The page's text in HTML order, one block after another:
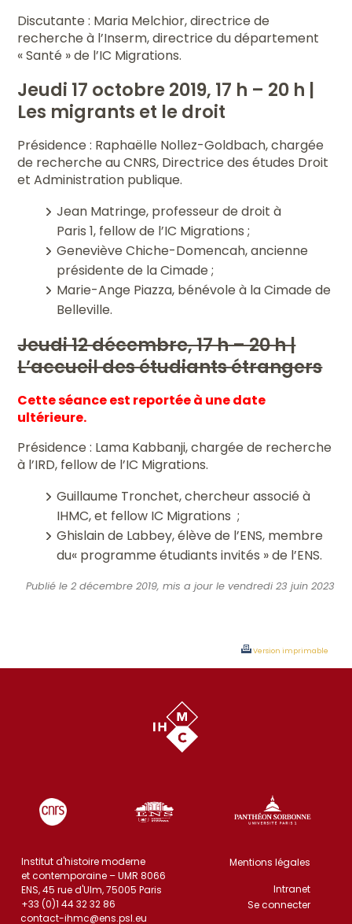
Discutante : Maria Melchior, directrice de
recherche à l’Inserm, directrice du département
« Santé » de l’IC Migrations.
Jeudi 17 octobre 2019, 17 h – 20 h |
Les migrants et le droit
Présidence : Raphaëlle Nollez-Goldbach, chargée
de recherche au CNRS, Directrice des études Droit
et Administration publique.
Jean Matringe, professeur de droit à
Paris 1, fellow de l’IC Migrations ;
Geneviève Chiche-Domencah, ancienne
présidente de la Cimade ;
Marie-Ange Piazza, bénévole à la Cimade de
Belleville.
Jeudi 12 décembre, 17 h – 20 h |
L’accueil des étudiants étrangers
Cette séance est reportée à une date
ultérieure.
Présidence : Lama Kabbanji, chargée de recherche
à l’IRD, fellow de l’IC Migrations.
Guillaume Tronchet, chercheur associé à
IHMC, et fellow IC Migrations ;
Ghislain de Labbey, élève de l’ENS, membre
du« programme étudiants invités » de l’ENS.
Publié le 2 décembre 2019, mis a jour le vendredi 23 juin 2023
Version imprimable
Institut d'histoire moderne
et contemporaine – UMR 8066
ENS, 45 rue d'Ulm, 75005 Paris
+33 (0)1 44 32 32 86
contact-ihmc@ens.psl.eu
Mentions légales
Intranet
Se connecter